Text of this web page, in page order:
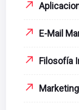
E-Mail
Filosofía
Marketing